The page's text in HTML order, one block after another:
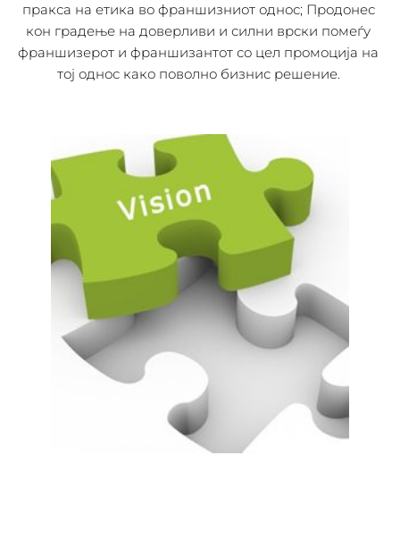
пракса на етика во франшизниот однос; Продонес
кон градење на доверливи и силни врски помеѓу
франшизерот и франшизантот со цел промоција на
тој однос како поволно бизнис решение.